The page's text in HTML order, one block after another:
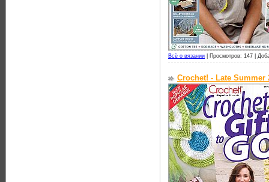
Всё о вязании Просмотров: 147 |
Crochet! - Late Summer